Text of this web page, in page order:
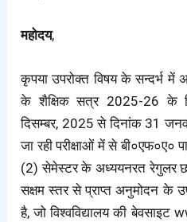
महोदय,
कृपया उपरोक्त विषय के सन्दर्भ में
के शैक्षिक सत्र 2025-26 के
दिसम्बर, 2025 से दिनांक 31
जा रही परीक्षाओं में से बी०एफ०ए०
(2) सेमेस्टर के अध्ययनरत रेगुलर
सक्षम स्तर से प्राप्त अनुमोदन के
है, जो विश्वविद्यालय की